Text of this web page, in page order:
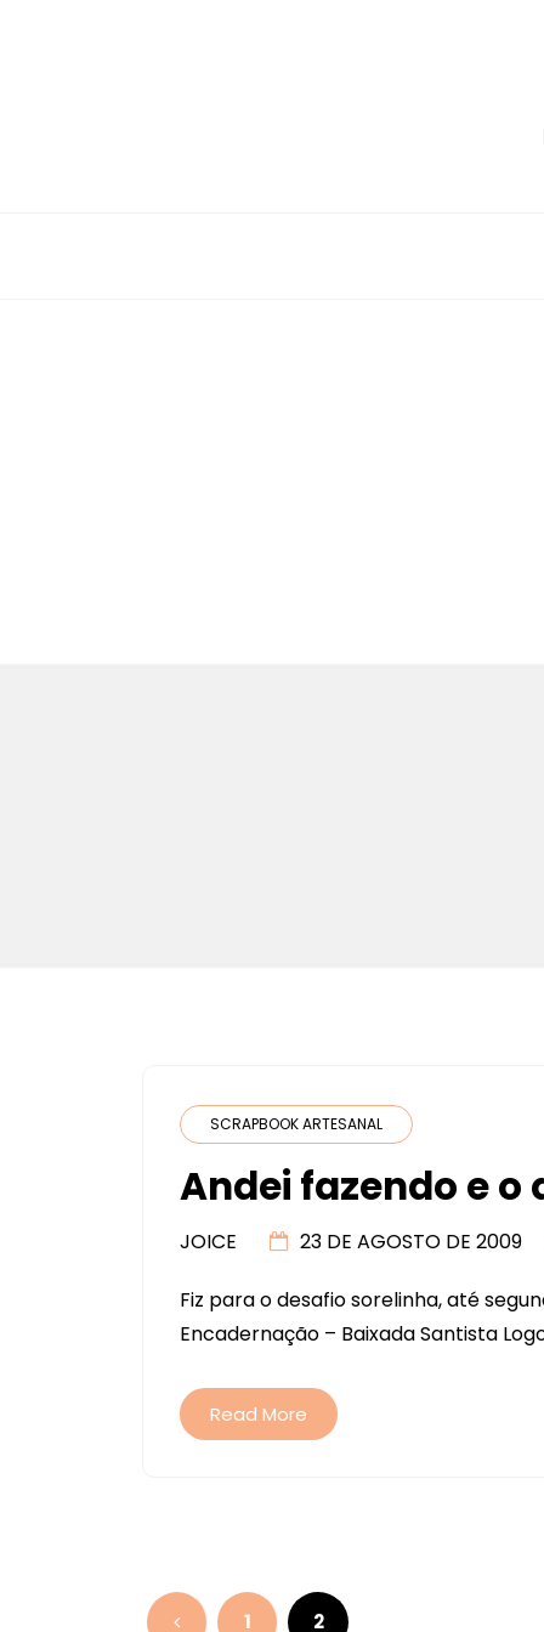
SCRAPBOOK ARTESANAL
Andei fazendo e o
JOICE 23 DE AGOSTO DE 2009
Fiz para o desafio sorelinha, até
Encadernação – Baixada Santista
Read More
por
1 2